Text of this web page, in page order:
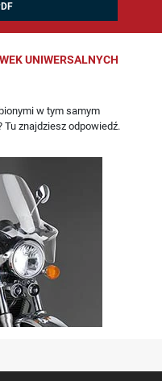
UNIWERSALNYCH
w tym samym
znajdziesz odpowiedź.